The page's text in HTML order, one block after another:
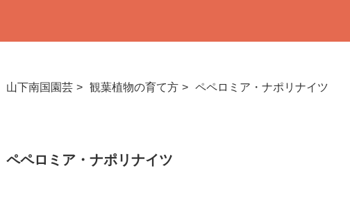
山下南国園芸 観葉植物の育て方 ペペロミア・ナポリナイツ
ペペロミア・ナポリナイツ